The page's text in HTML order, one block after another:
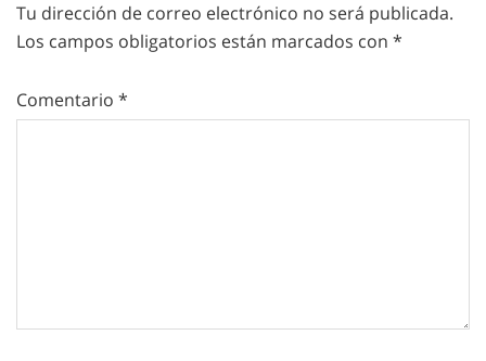
Tu dirección de correo electrónico no será publicada.
Los campos obligatorios están marcados con *
Comentario *